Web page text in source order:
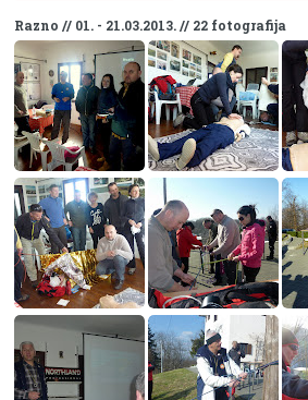
Razno // 01. - 21.03.2013. // 22 fotografija